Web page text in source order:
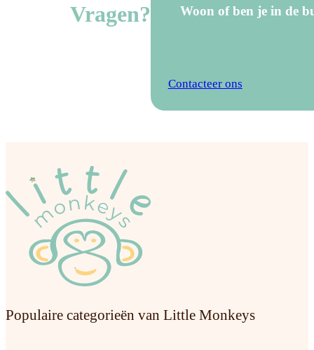
Vragen? Woon of ben je in de
Contacteer ons
Populaire categorieën van Little Monkeys